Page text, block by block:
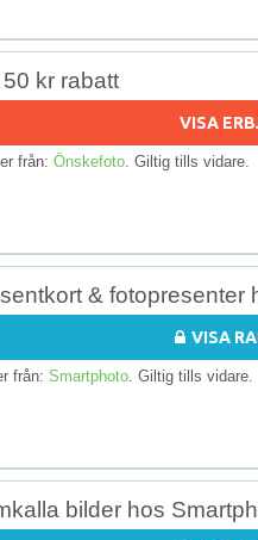
kr rabatt
VISA
från: Önskefoto . Giltig tills vidare.
& fotopresenter
VISA
från: Smartphoto . Giltig tills vidare.
bilder hos